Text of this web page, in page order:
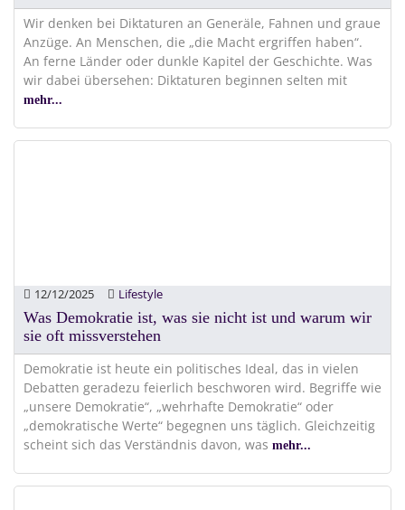
Wir denken bei Diktaturen an Generäle, Fahnen und graue
Anzüge. An Menschen, die „die Macht ergriffen haben“.
An ferne Länder oder dunkle Kapitel der Geschichte. Was
wir dabei übersehen: Diktaturen beginnen selten mit
mehr...
12/12/2025 Lifestyle
Was Demokratie ist, was sie nicht ist und warum wir
sie oft missverstehen
Demokratie ist heute ein politisches Ideal, das in vielen
Debatten geradezu feierlich beschworen wird. Begriffe wie
„unsere Demokratie“, „wehrhafte Demokratie“ oder
„demokratische Werte“ begegnen uns täglich. Gleichzeitig
scheint sich das Verständnis davon, was mehr...